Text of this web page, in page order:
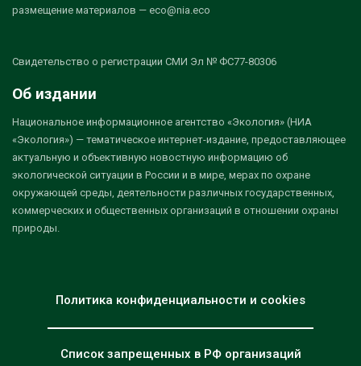
размещение материалов — eco@nia.eco
Свидетельство о регистрации СМИ Эл № ФС77-80306
Об издании
Национальное информационное агентство «Экология» (НИА
«Экология») — тематическое интернет-издание, предоставляющее
актуальную и объективную новостную информацию об
экологической ситуации в России и в мире, мерах по охране
окружающей среды, деятельности различных государственных,
коммерческих и общественных организаций в отношении охраны
природы.
Политика конфиденциальности и cookies
Список запрещенных в РФ организаций